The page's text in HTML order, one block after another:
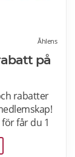
Åhlens
på
rabatter
får du 1
poäng,